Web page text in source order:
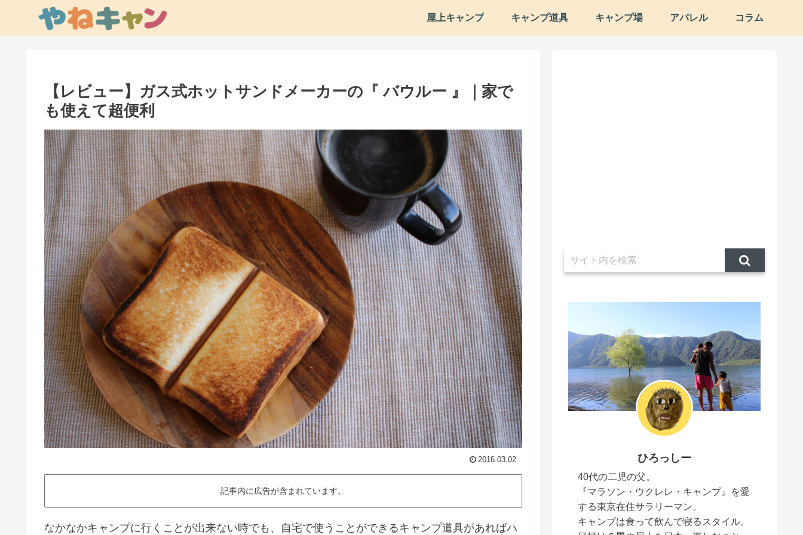
屋上キャンプ キャンプ道具 キャンプ場 アパレル コラム
【レビュー】ガス式ホットサンドメーカーの『 バウルー 』｜家で
も使えて超便利
2016.03.02
記事内に広告が含まれています。
なかなかキャンプに行くことが出来ない時でも、自宅で使うことができるキャンプ道具があればハ
ひろっしー
40代の二児の父。
『マラソン・ウクレレ・キャンプ』を愛
する東京在住サラリーマン。
キャンプは食って飲んで寝るスタイル。